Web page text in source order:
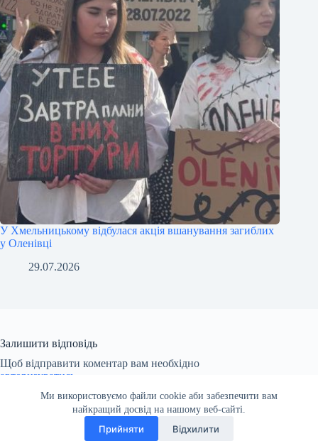
Ми використовуємо файли cookie аби забезпечити вам
найкращий досвід на нашому веб-сайті.
Прийняти Відхилити
У Хмельницькому відбулася акція вшанування загиблих
у Оленівці
29.07.2026
Залишити відповідь
Щоб відправити коментар вам необхідно
авторизуватись